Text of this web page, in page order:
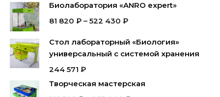
Биолаборатория «ANRO expert»
81 820 ₽ – 522 430 ₽
Стол лабораторный «Биология»
универсальный с системой хранения
244 571 ₽
Творческая мастерская